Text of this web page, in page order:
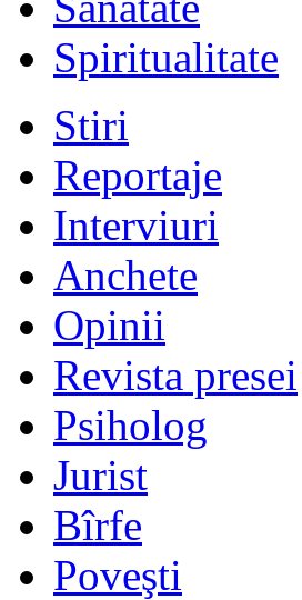
Spiritualitate
Stiri
Reportaje
Interviuri
Anchete
Opinii
Revista presei
Psiholog
Jurist
Bîrfe
Poveşti